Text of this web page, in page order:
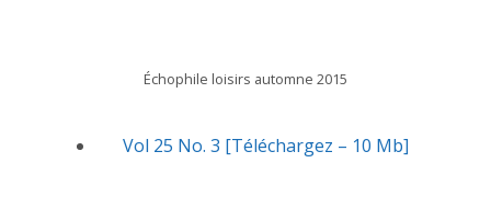
Échophile loisirs automne 2015
Vol 25 No. 3 [Téléchargez – 10 Mb]